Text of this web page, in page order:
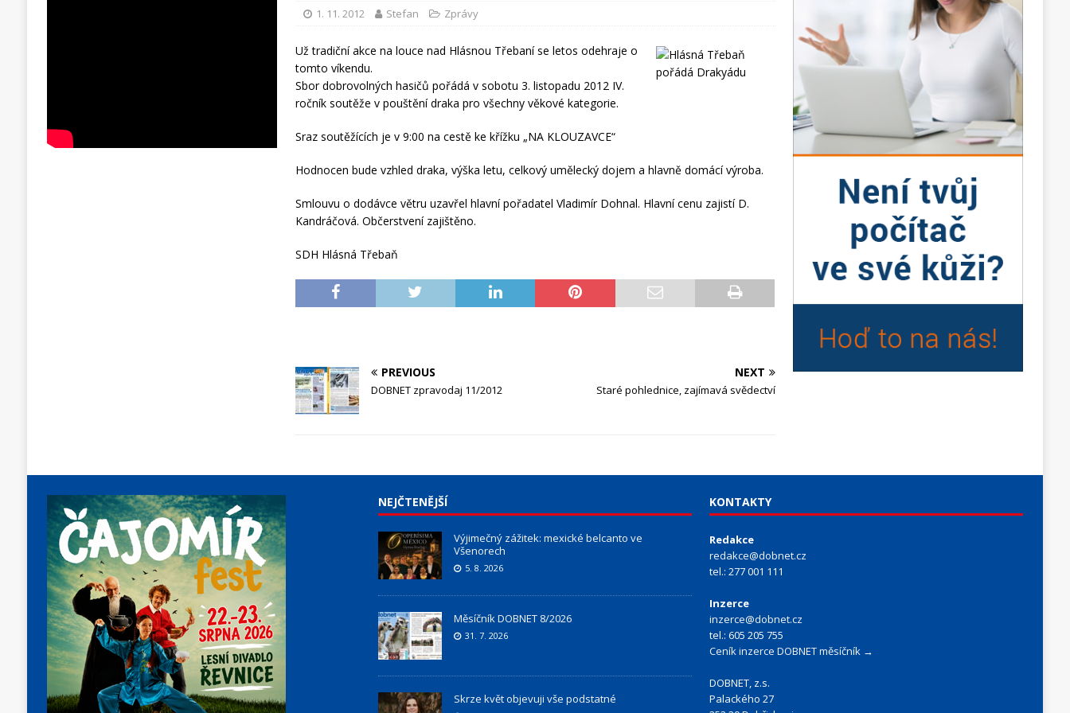
1. 11. 2012 Stefan Zprávy
Už tradiční akce na louce nad Hlásnou Třebaní se letos odehraje o
tomto víkendu.
Sbor dobrovolných hasičů pořádá v sobotu 3. listopadu 2012 IV.
ročník soutěže v pouštění draka pro všechny věkové kategorie.
Sraz soutěžících je v 9:00 na cestě ke křížku „NA KLOUZAVCE“
Hodnocen bude vzhled draka, výška letu, celkový umělecký dojem a hlavně domácí výroba.
Smlouvu o dodávce větru uzavřel hlavní pořadatel Vladimír Dohnal. Hlavní cenu zajistí D.
Kandráčová. Občerstvení zajištěno.
SDH Hlásná Třebaň
PREVIOUS
DOBNET zpravodaj 11/2012
NEXT
Staré pohlednice, zajímavá svědectví
NEJČTENĚJŠÍ
Výjimečný zážitek: mexické belcanto ve
Všenorech
5. 8. 2026
Měsíčník DOBNET 8/2026
31. 7. 2026
Skrze květ objevuji vše podstatné
KONTAKTY
Redakce
redakce@dobnet.cz
tel.: 277 001 111
Inzerce
inzerce@dobnet.cz
tel.: 605 205 755
Ceník inzerce DOBNET měsíčník →
DOBNET, z.s.
Palackého 27